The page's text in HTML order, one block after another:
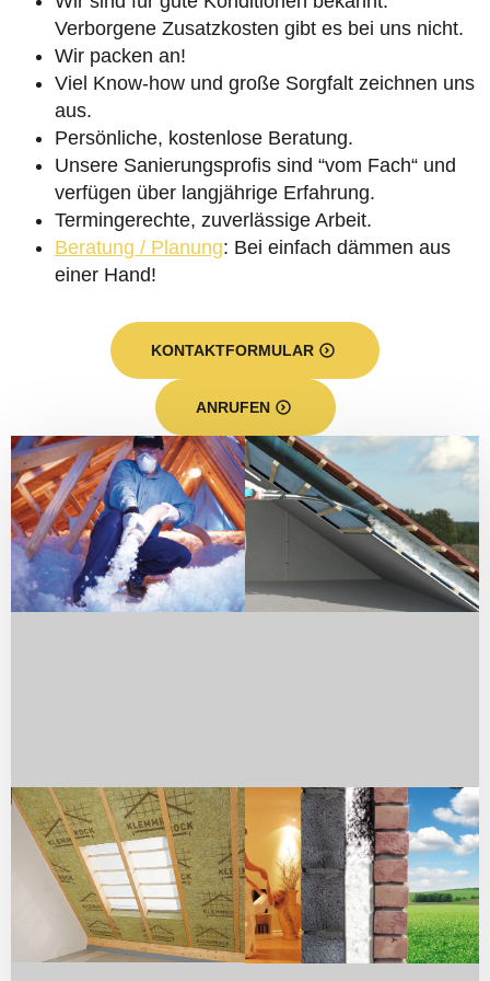
Verborgene Zusatzkosten gibt es bei uns nicht.
Wir packen an!
Viel Know-how und große Sorgfalt zeichnen uns
aus.
Persönliche, kostenlose Beratung.
Unsere Sanierungsprofis sind “vom Fach“ und
verfügen über langjährige Erfahrung.
Termingerechte, zuverlässige Arbeit.
Beratung / Planung: Bei einfach dämmen aus
einer Hand!
KONTAKTFORMULAR
ANRUFEN